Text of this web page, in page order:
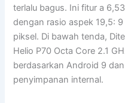
terlalu bagus. Ini fitur a
dengan rasio aspek 19,5:
piksel. Di bawah tenda,
Helio P70 Octa Core 2.1
berdasarkan Android 9
penyimpanan internal.